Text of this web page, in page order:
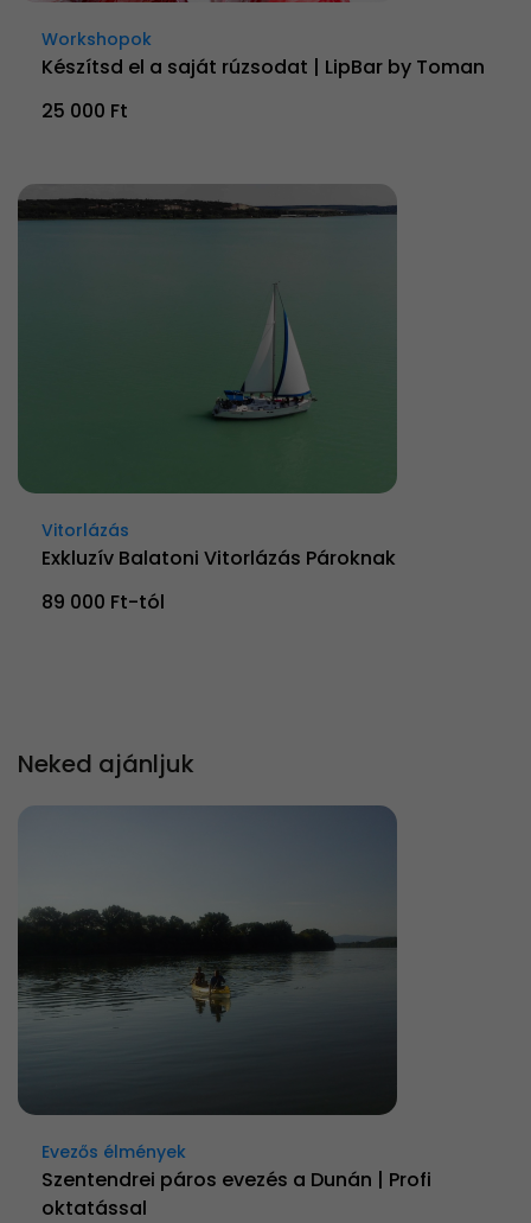
Workshopok
Készítsd el a saját rúzsodat | LipBar by Toman
25 000 Ft
Vitorlázás
Exkluzív Balatoni Vitorlázás Pároknak
89 000 Ft-tól
Neked ajánljuk
Evezős élmények
Szentendrei páros evezés a Dunán | Profi
oktatással